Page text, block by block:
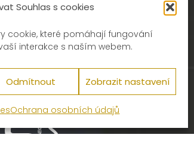
Souhlas s cookies
cookie, které pomáhají fungování
interakce s naším webem.
Odmítnout Zobrazit nastavení
Ochrana osobních údajů